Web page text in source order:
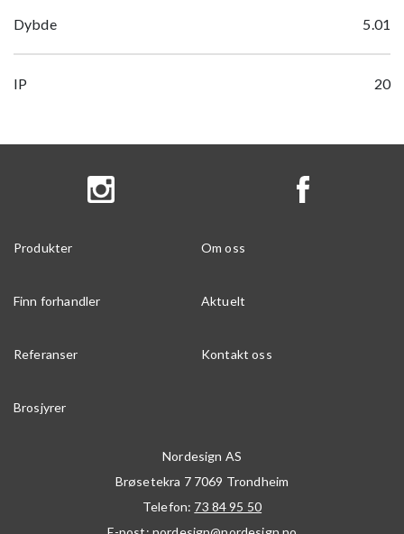
Dybde 5.01
IP 20
Produkter Om oss
Finn forhandler Aktuelt
Referanser Kontakt oss
Brosjyrer
Nordesign AS
Brøsetekra 7 7069 Trondheim
Telefon: 73 84 95 50